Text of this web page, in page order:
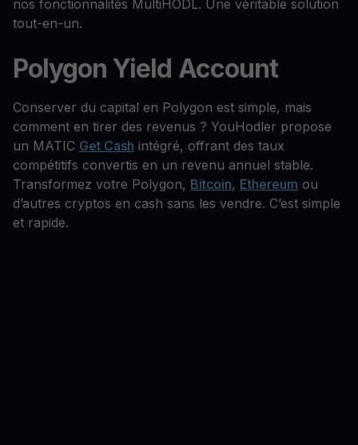
nos fonctionnalités MultiHODL. Une véritable solution
tout-en-un.
Polygon Yield Account
Conserver du capital en Polygon est simple, mais
comment en tirer des revenus ? YouHodler propose
un MATIC Get Cash intégré, offrant des taux
compétitifs convertis en un revenu annuel stable.
Transformez votre Polygon, Bitcoin, Ethereum ou
d’autres cryptos en cash sans les vendre. C’est simple
et rapide.